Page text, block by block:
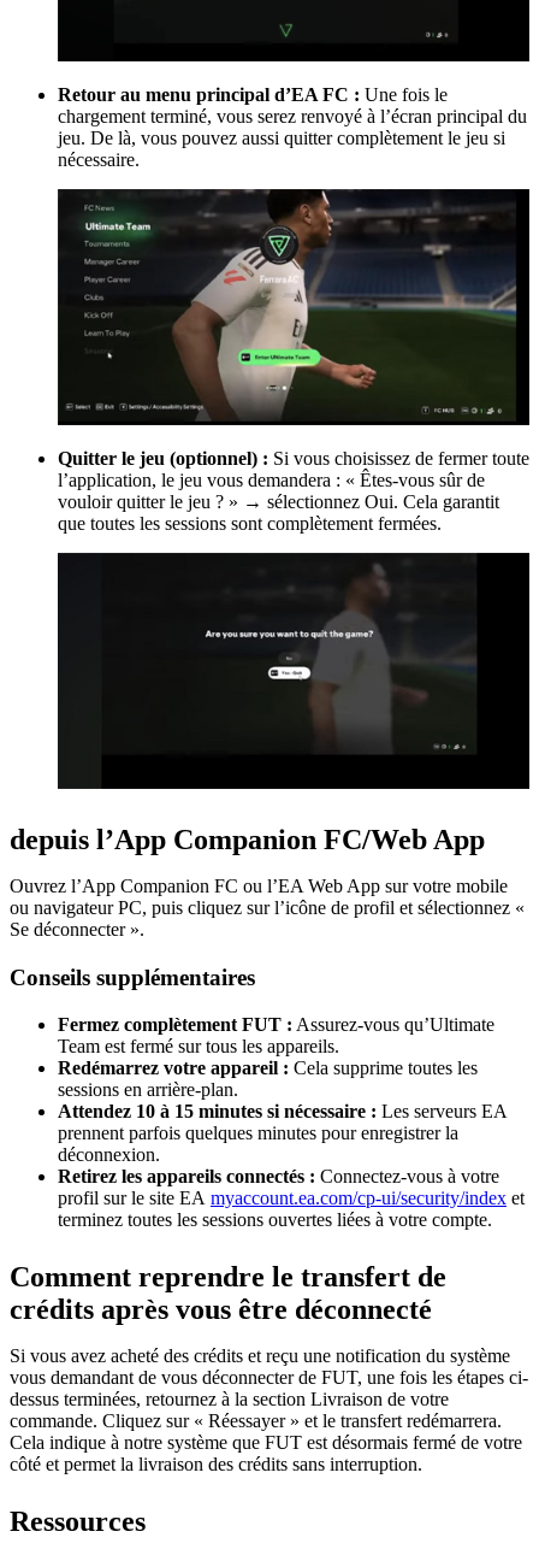
Retour au menu principal d’EA FC : Une fois le
chargement terminé, vous serez renvoyé à l’écran principal du
jeu. De là, vous pouvez aussi quitter complètement le jeu si
nécessaire.
Quitter le jeu (optionnel) : Si vous choisissez de fermer toute
l’application, le jeu vous demandera : « Êtes-vous sûr de
vouloir quitter le jeu ? » → sélectionnez Oui. Cela garantit
que toutes les sessions sont complètement fermées.
depuis l’App Companion FC/Web App
Ouvrez l’App Companion FC ou l’EA Web App sur votre mobile
ou navigateur PC, puis cliquez sur l’icône de profil et sélectionnez «
Se déconnecter ».
Conseils supplémentaires
Fermez complètement FUT : Assurez-vous qu’Ultimate
Team est fermé sur tous les appareils.
Redémarrez votre appareil : Cela supprime toutes les
sessions en arrière-plan.
Attendez 10 à 15 minutes si nécessaire : Les serveurs EA
prennent parfois quelques minutes pour enregistrer la
déconnexion.
Retirez les appareils connectés : Connectez-vous à votre
profil sur le site EA myaccount.ea.com/cp-ui/security/index et
terminez toutes les sessions ouvertes liées à votre compte.
Comment reprendre le transfert de
crédits après vous être déconnecté
Si vous avez acheté des crédits et reçu une notification du système
vous demandant de vous déconnecter de FUT, une fois les étapes ci-
dessus terminées, retournez à la section Livraison de votre
commande. Cliquez sur « Réessayer » et le transfert redémarrera.
Cela indique à notre système que FUT est désormais fermé de votre
côté et permet la livraison des crédits sans interruption.
Ressources